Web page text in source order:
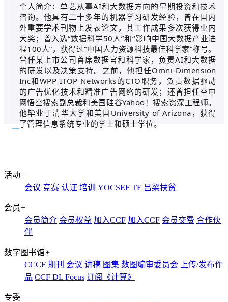
个人简介：单艺从事AI和大数据方向的早期投资和技术
咨询。他具有二十多年的机器学习研发经验，曾在国内
外重要学术刊物上发表论文，其工作成果多次获得业内
大奖；曾入选“数据科学50人”和“影响中国大数据产业进
程100人”，获得过“中国人力资源科技最佳科学家”称号。
曾任某上市公司首席数据官和科学家，负责AI和大数据
的研发以及决策支持。之前，他担任Omni-Dimension
Inc和WPP ITOP Networks的CTO职务，负责数据驱动
的广告优化技术和精准广告网络的研发；还曾担任空中
网悟空搜索副总裁和美国硅谷Yahoo！搜索资深工程师。
他毕业于清华大学和美国University of Arizona，获得
了管理信息系统专业的学士和硕士学位。
活动+
会议 竞赛 认证 培训 YOCSEF TF 吕梁扶贫
会员+
会员简介 会员权益 加入CCF 加入CCF 会员交费 合作伙
伴
数字图书馆+
CCCF 期刊 会议 讲稿 图集 数图编审委员会
上传/发布作
品 CCF DL Focus 订阅《计算》
专委+